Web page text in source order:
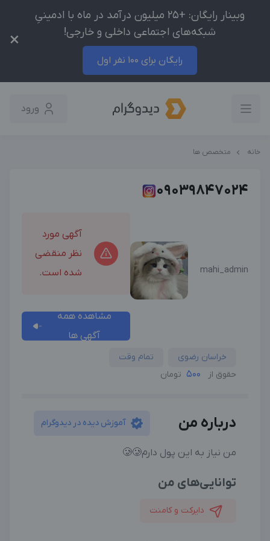
وبینار رایگان: +25 میلیون درآمد در ماه با ادمینیِ
شبکه‌های اجتماعی داخلی و خارجی!
رایگان برای 100 نفر اول
×
ورود
خانه متخصص ها
09039847024
mahi_admin
آگهی مورد
نظر منقضی
شده است.
مشاهده همه
آگهی ها
خراسان رضوی
تمام وقت
حقوق از
500 تومان
درباره من آموزش دیده در دیدوگرام
من نیاز به این پول دارم🥲🥲
توانایی‌های من
دایرکت و کامنت